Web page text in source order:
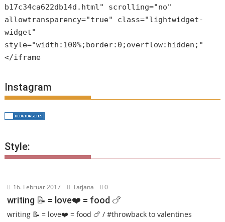
b17c34ca622db14d.html" scrolling="no"
allowtransparency="true" class="lightwidget-
widget"
style="width:100%;border:0;overflow:hidden;"
</iframe
Instagram
Style:
16. Februar 2017 Tatjana 0
writing 📝 = love❤️ = food 🍗
writing 📝 = love❤️ = food 🍗 / #throwback to valentines